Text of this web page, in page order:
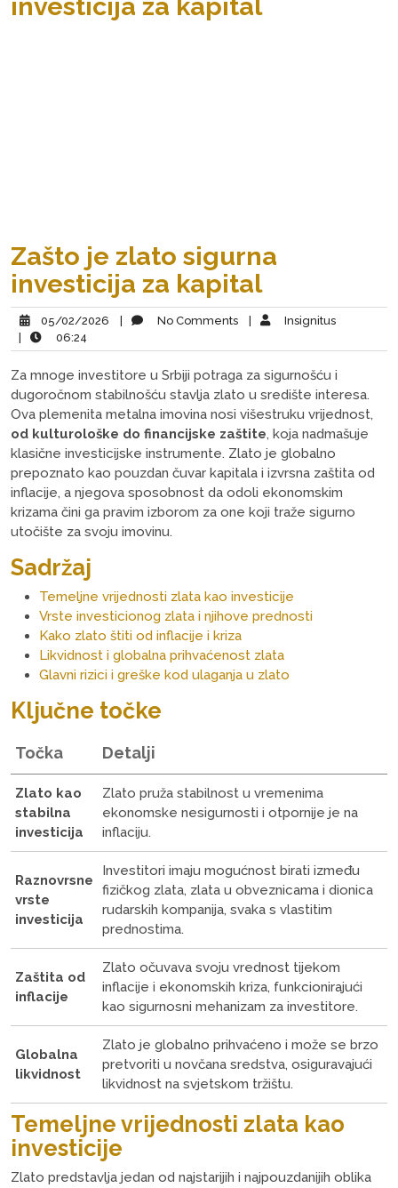
investicija za kapital
Zašto je zlato sigurna
investicija za kapital
05/02/2026 No Comments
Insignitus
06:24
Za mnoge investitore u Srbiji potraga za sigurnošću i
dugoročnom stabilnošću stavlja zlato u središte interesa.
Ova plemenita metalna imovina nosi višestruku vrijednost,
od kulturološke do financijske zaštite, koja nadmašuje
klasične investicijske instrumente. Zlato je globalno
prepoznato kao pouzdan čuvar kapitala i izvrsna zaštita od
inflacije, a njegova sposobnost da odoli ekonomskim
krizama čini ga pravim izborom za one koji traže sigurno
utočište za svoju imovinu.
Sadržaj
Temeljne vrijednosti zlata kao investicije
Vrste investicionog zlata i njihove prednosti
Kako zlato štiti od inflacije i kriza
Likvidnost i globalna prihvaćenost zlata
Glavni rizici i greške kod ulaganja u zlato
Ključne točke
Točka Detalji
Zlato kao
stabilna
investicija
Zlato pruža stabilnost u vremenima
ekonomske nesigurnosti i otpornije je na
inflaciju.
Raznovrsne
vrste
investicija
Investitori imaju mogućnost birati između
fizičkog zlata, zlata u obveznicama i dionica
rudarskih kompanija, svaka s vlastitim
prednostima.
Zaštita od
inflacije
Zlato očuvava svoju vrednost tijekom
inflacije i ekonomskih kriza, funkcionirajući
kao sigurnosni mehanizam za investitore.
Globalna
likvidnost
Zlato je globalno prihvaćeno i može se brzo
pretvoriti u novčana sredstva, osiguravajući
likvidnost na svjetskom tržištu.
Temeljne vrijednosti zlata kao
investicije
Zlato predstavlja jedan od najstarijih i najpouzdanijih oblika